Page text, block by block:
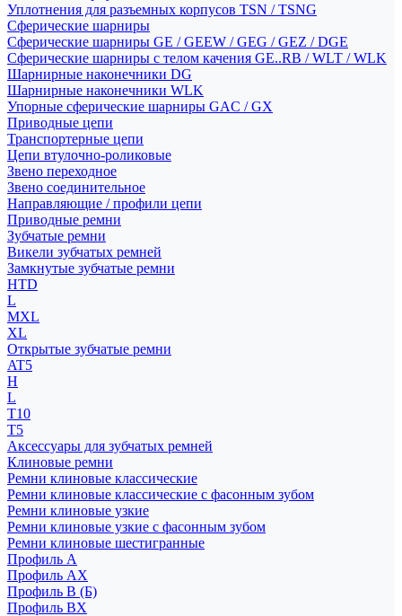
Уплотнения для разъемных корпусов TSN / TSNG
Сферические шарниры
Сферические шарниры GE / GEEW / GEG / GEZ / DGE
Сферические шарниры с телом качения GE..RB / WLT / WLK
Шарнирные наконечники DG
Шарнирные наконечники WLK
Упорные сферические шарниры GAC / GX
Приводные цепи
Транспортерные цепи
Цепи втулочно-роликовые
Звено переходное
Звено соединительное
Направляющие / профили цепи
Приводные ремни
Зубчатые ремни
Викели зубчатых ремней
Замкнутые зубчатые ремни
HTD
L
MXL
XL
Открытые зубчатые ремни
AT5
H
L
T10
T5
Аксессуары для зубчатых ремней
Клиновые ремни
Ремни клиновые классические
Ремни клиновые классические с фасонным зубом
Ремни клиновые узкие
Ремни клиновые узкие с фасонным зубом
Ремни клиновые шестигранные
Профиль A
Профиль AX
Профиль B (Б)
Профиль BX